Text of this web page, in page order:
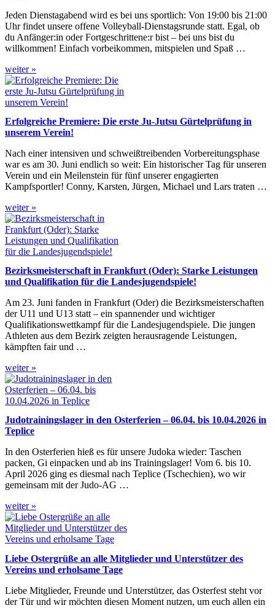
Jeden Dienstagabend wird es bei uns sportlich: Von 19:00 bis 21:00
Uhr findet unsere offene Volleyball-Dienstagsrunde statt. Egal, ob
du Anfänger:in oder Fortgeschrittene:r bist – bei uns bist du
willkommen! Einfach vorbeikommen, mitspielen und Spaß …
weiter »
Erfolgreiche Premiere: Die erste Ju-Jutsu Gürtelprüfung in
unserem Verein!
Nach einer intensiven und schweißtreibenden Vorbereitungsphase
war es am 30. Juni endlich so weit: Ein historischer Tag für unseren
Verein und ein Meilenstein für fünf unserer engagierten
Kampfsportler! Conny, Karsten, Jürgen, Michael und Lars traten …
weiter »
Bezirksmeisterschaft in Frankfurt (Oder): Starke Leistungen
und Qualifikation für die Landesjugendspiele!
Am 23. Juni fanden in Frankfurt (Oder) die Bezirksmeisterschaften
der U11 und U13 statt – ein spannender und wichtiger
Qualifikationswettkampf für die Landesjugendspiele. Die jungen
Athleten aus dem Bezirk zeigten herausragende Leistungen,
kämpften fair und …
weiter »
Judotrainingslager in den Osterferien – 06.04. bis 10.04.2026 in
Teplice
In den Osterferien hieß es für unsere Judoka wieder: Taschen
packen, Gi einpacken und ab ins Trainingslager! Vom 6. bis 10.
April 2026 ging es diesmal nach Teplice (Tschechien), wo wir
gemeinsam mit der Judo-AG …
weiter »
Liebe Ostergrüße an alle Mitglieder und Unterstützer des
Vereins und erholsame Tage
Liebe Mitglieder, Freunde und Unterstützer, das Osterfest steht vor
der Tür und wir möchten diesen Moment nutzen, um euch allen ein